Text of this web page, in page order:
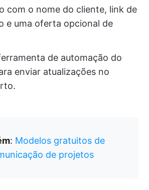
com o nome do cliente, link de
e uma oferta opcional de
de automação do
enviar atualizações no
: Modelos gratuitos de
de projetos